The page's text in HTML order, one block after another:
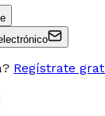
Regístrate